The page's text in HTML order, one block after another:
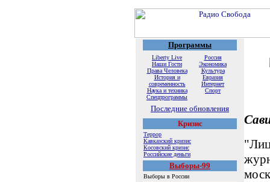
Программы
Liberty Live
Наши Гости
Права Человека
История и
современность
Наука и техника
Спецпрограммы
Россия
Экономика
Культура
Евразия
Интернет
Спорт
Последние обновления
Кризис
Террор
Кавказский кризис
Косовский кризис
Российские деньги
Выборы-99
Выборы в России